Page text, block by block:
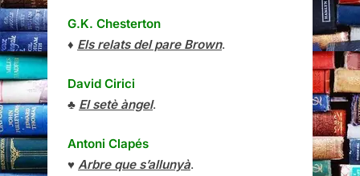
G.K. Chesterton
♦ Els relats del pare Brown.
David Cirici
♣ El setè àngel.
Antoni Clapés
♥ Arbre que s’allunyà.